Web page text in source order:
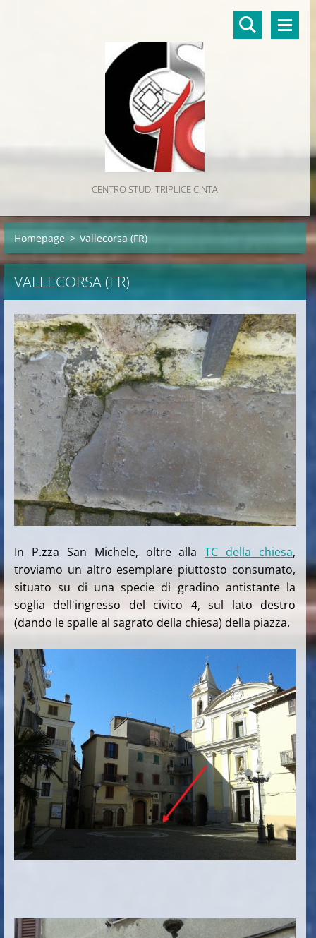
CENTRO STUDI TRIPLICE CINTA
Homepage > Vallecorsa (FR)
VALLECORSA (FR)
In P.zza San Michele, oltre allaTC della chiesa,
troviamo un altro esemplare piuttosto consumato,
situato su di una specie di gradino antistante la
soglia dell'ingresso del civico 4, sul lato destro
(dando le spalle al sagrato della chiesa) della piazza.